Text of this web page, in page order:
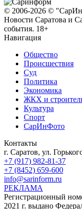
© 2006-2026 ©
Новости Саратова и
события. 18+
Навигация
Общество
Происшествия
Суд
Политика
Экономика
ЖКХ и
Культура
Спорт
СарИнФото
Контакты
г. Саратов, ул.
+7 (917) 982-81-37
+7 (8452) 659-600
info@sarinform.ru
РЕКЛАМА
Регистрационный
2021 г. выдано